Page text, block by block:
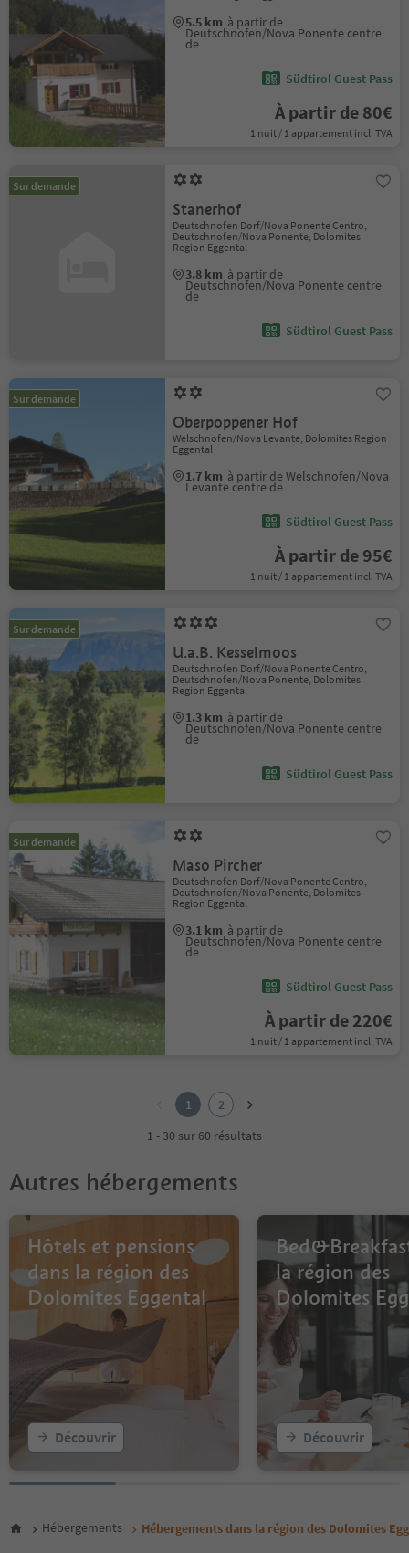
5.5 km à partir de
Deutschnofen/Nova Ponente centre
de
Südtirol Guest Pass
À partir de 80€
1 nuit / 1 appartement incl. TVA
Sur demande
Stanerhof
Deutschnofen Dorf/Nova Ponente Centro,
Deutschnofen/Nova Ponente, Dolomites
Region Eggental
3.8 km à partir de
Deutschnofen/Nova Ponente centre
de
Südtirol Guest Pass
Sur demande
Oberpoppener Hof
Welschnofen/Nova Levante, Dolomites Region
Eggental
1.7 km à partir de Welschnofen/Nova
Levante centre de
Südtirol Guest Pass
À partir de 95€
1 nuit / 1 appartement incl. TVA
Sur demande
U.a.B. Kesselmoos
Deutschnofen Dorf/Nova Ponente Centro,
Deutschnofen/Nova Ponente, Dolomites
Region Eggental
1.3 km à partir de
Deutschnofen/Nova Ponente centre
de
Südtirol Guest Pass
Sur demande
Maso Pircher
Deutschnofen Dorf/Nova Ponente Centro,
Deutschnofen/Nova Ponente, Dolomites
Region Eggental
3.1 km à partir de
Deutschnofen/Nova Ponente centre
de
Südtirol Guest Pass
À partir de 220€
1 nuit / 1 appartement incl. TVA
1
2
1 - 30 sur 60 résultats
Autres hébergements
Hôtels et pensions
dans la région des
Dolomites Eggental
Découvrir
la région des
Dolomites
Découvrir
Hébergements Hébergements dans la région des Dolomites